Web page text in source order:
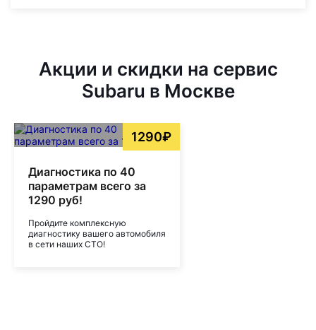
Акции и скидки на сервис
Subaru в Москве
1290₽
Диагностика по 40
параметрам всего за
1290 руб!
Пройдите комплексную
диагностику вашего автомобиля
в сети наших СТО!